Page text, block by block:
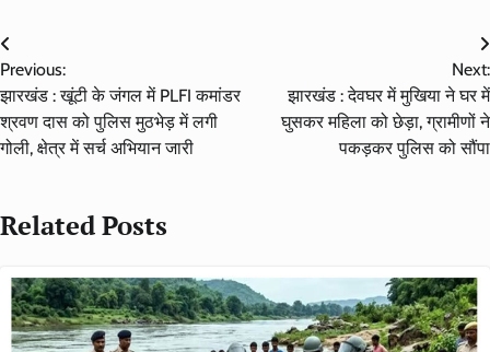
Post
navigation
Previous:
झारखंड : खूंटी के जंगल में PLFI कमांडर
श्रवण दास को पुलिस मुठभेड़ में लगी
गोली, क्षेत्र में सर्च अभियान जारी
Next:
झारखंड : देवघर में मुखिया ने घर में
घुसकर महिला को छेड़ा, ग्रामीणों ने
पकड़कर पुलिस को सौंपा
Related Posts